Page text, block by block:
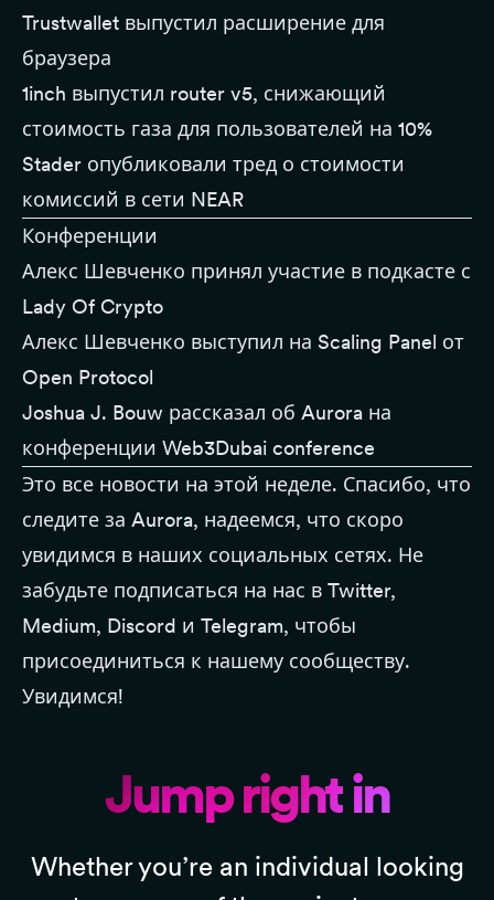
Trustwallet выпустил расширение для
браузера
1inch выпустил router v5, снижающий
стоимость газа для пользователей на 10%
Stader опубликовали тред о стоимости
комиссий в сети NEAR
Конференции
Алекс Шевченко принял участие в подкасте с
Lady Of Crypto
Алекс Шевченко выступил на Scaling Panel от
Open Protocol
Joshua J. Bouw рассказал об Aurora на
конференции Web3Dubai conference
Это все новости на этой неделе. Спасибо, что
следите за Aurora, надеемся, что скоро
увидимся в наших социальных сетях. Не
забудьте подписаться на нас в Twitter,
Medium, Discord и Telegram, чтобы
присоединиться к нашему сообществу.
Увидимся!
Jump right in
Whether you’re an individual looking